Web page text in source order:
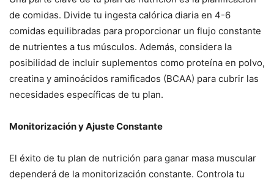
de comidas. Divide tu ingesta calórica diaria en 4-6
comidas equilibradas para proporcionar un flujo constante
de nutrientes a tus músculos. Además, considera la
posibilidad de incluir suplementos como proteína en polvo,
creatina y aminoácidos ramificados (BCAA) para cubrir las
necesidades específicas de tu plan.
Monitorización y Ajuste Constante
El éxito de tu plan de nutrición para ganar masa muscular
dependerá de la monitorización constante. Controla tu